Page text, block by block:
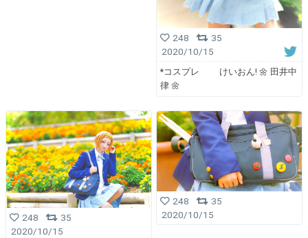
248
35
2020/10/15
*コスプレ けいおん! 🌼 田井中
律 🌼
248
35
2020/10/15
248
35
2020/10/15